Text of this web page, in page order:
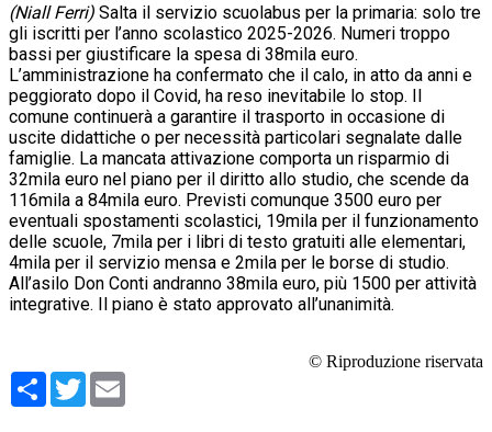
(Niall Ferri) Salta il servizio scuolabus per la primaria: solo tre
gli iscritti per l’anno scolastico 2025-2026. Numeri troppo
bassi per giustificare la spesa di 38mila euro.
L’amministrazione ha confermato che il calo, in atto da anni e
peggiorato dopo il Covid, ha reso inevitabile lo stop. Il
comune continuerà a garantire il trasporto in occasione di
uscite didattiche o per necessità particolari segnalate dalle
famiglie. La mancata attivazione comporta un risparmio di
32mila euro nel piano per il diritto allo studio, che scende da
116mila a 84mila euro. Previsti comunque 3500 euro per
eventuali spostamenti scolastici, 19mila per il funzionamento
delle scuole, 7mila per i libri di testo gratuiti alle elementari,
4mila per il servizio mensa e 2mila per le borse di studio.
All’asilo Don Conti andranno 38mila euro, più 1500 per attività
integrative. Il piano è stato approvato all’unanimità.
© Riproduzione riservata
Condividi
Twitter